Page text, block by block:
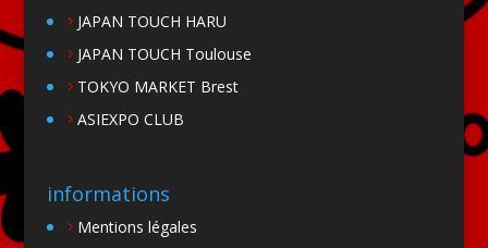
JAPAN TOUCH HARU
JAPAN TOUCH Toulouse
TOKYO MARKET Brest
ASIEXPO CLUB
informations
Mentions légales